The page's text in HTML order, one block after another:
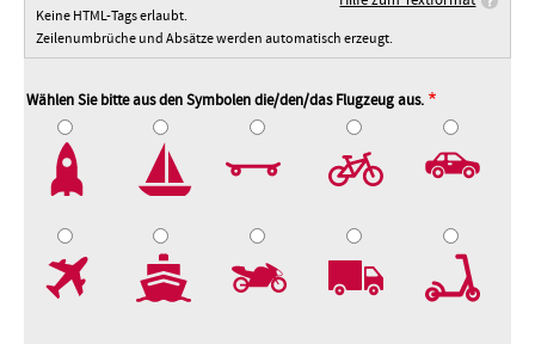
Keine HTML-Tags erlaubt.
Zeilenumbrüche und Absätze werden automatisch erzeugt.
Wählen Sie bitte aus den Symbolen die/den/das Flugzeug aus.